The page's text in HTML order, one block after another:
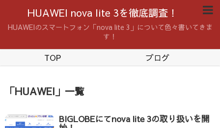
HUAWEI nova lite 3を徹底調査！
HUAWEIのスマートフォン「nova lite 3」について色々書いてきま
す！
TOP ブログ
「HUAWEI 」 一覧
BIGLOBEにてnova lite 3の取り扱いを開